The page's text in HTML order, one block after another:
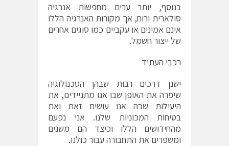
בנוסף, יותר ערים מחפשות אנרגיה
סולארית ורוח, אך מקורות האנרגיה הללו
אינם אמינים או עקביים כמו סוגים אחרים
של ייצור חשמל.
רכבי העתיד
ישנן דרכים רבות שבהן הטכנולוגיה
שיפרה את האופן שבו אנו מתניידים, את
היעילות שבה אנו עושים זאת ואת
בטיחות המכוניות שלנו. אני נפעם
מהחידושים הללו וכיצד הם משנים
ומשפרים את התחבורה עבור כולנו.